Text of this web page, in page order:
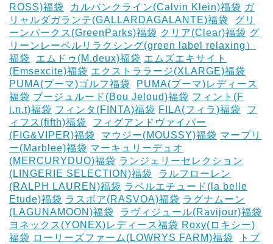
ROSS)福袋
カルバンクライン(Calvin Klein)福袋 ガ
リャルダガランテ(GALLARDAGALANTE)福袋
グリ
ーンパークス(GreenParks)福袋 クリア(Clear)福袋 グ
リーンレーベルリラクシング(green label relaxing）
福袋
エムドゥ(M.deux)福袋 エムズエキサイト
(Emsexcite)福袋 エクストララージ(XLARGE)福袋
PUMA(プーマ)ゴルフ福袋
PUMA(プーマ)レディース
福袋 ブージュルード(Bou Jeloud)福袋 フィント(F
i.n.t)福袋 フィンタ(FINTA)福袋 ‎FILA(フィラ)福袋
フ
ィフス(fifth)福袋
フィグアンドヴァイパー
(FIG&VIPER)福袋
マウジー(MOUSSY)福袋 マーブリ
ー(Marblee)福袋 マーキュリーデュオ
(MERCURYDUO)福袋 ランジェリーセレクション
(LINGERIE SELECTION)福袋
ラルフローレン
(RALPH LAUREN)福袋 ラベルエチュード(la belle
Etude)福袋 ラスボア(RASVOA)福袋 ラグナムーン
(LAGUNAMOON)福袋
ラヴィジュール(Ravijour)福袋
ヨネックス(YONEX)レディース福袋 Roxy(ロキシー)
福袋 ローリーズファーム(LOWRYS FARM)福袋
トプ